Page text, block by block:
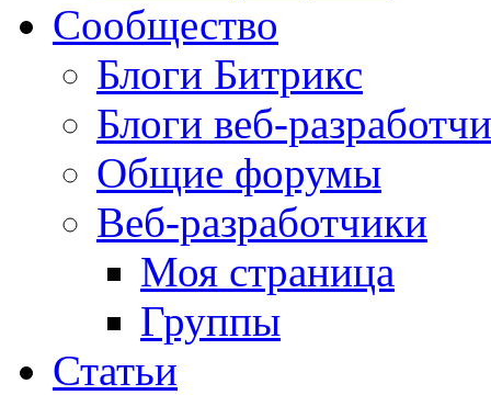
Сообщество
Блоги Битрикс
Блоги веб-
Общие форумы
Веб-разработчики
Моя страница
Группы
Статьи